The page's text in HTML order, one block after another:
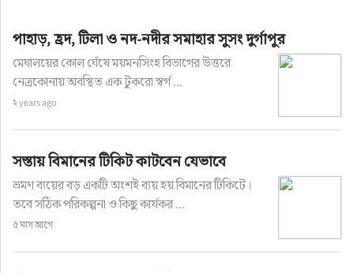
পাহাড়, হ্রদ, টিলা ও নদ-নদীর সমাহার সুসং দুর্গাপুর
মেঘালয়ের কোল ঘেঁষে ময়মনসিংহ বিভাগের উত্তরে
নেত্রকোনায় অবস্থিত এক টুকরো স্বর্গ ...
২ years ago
সস্তায় বিমানের টিকিট কাটবেন যেভাবে
ভ্রমণ ব্যয়ের বড় একটি অংশই ব্যয় হয় বিমানের টিকিটে।
তবে সঠিক পরিকল্পনা ও কিছু কার্যকর ...
৫ মাস আগে